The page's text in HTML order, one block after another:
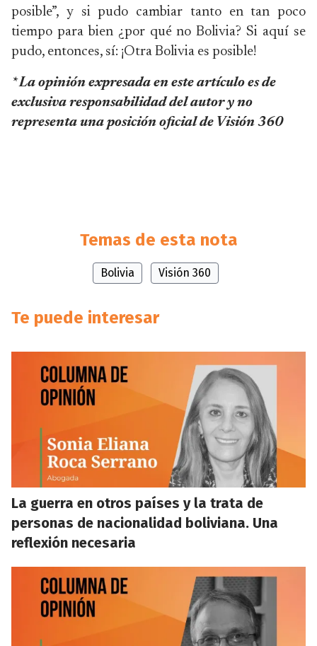
posible”, y si pudo cambiar tanto en tan poco
tiempo para bien ¿por qué no Bolivia? Si aquí se
pudo, entonces, sí: ¡Otra Bolivia es posible!
* La opinión expresada en este artículo es de
exclusiva responsabilidad del autor y no
representa una posición oficial de Visión 360
Temas de esta nota
Bolivia Visión 360
Te puede interesar
La guerra en otros países y la trata de
personas de nacionalidad boliviana. Una
reflexión necesaria